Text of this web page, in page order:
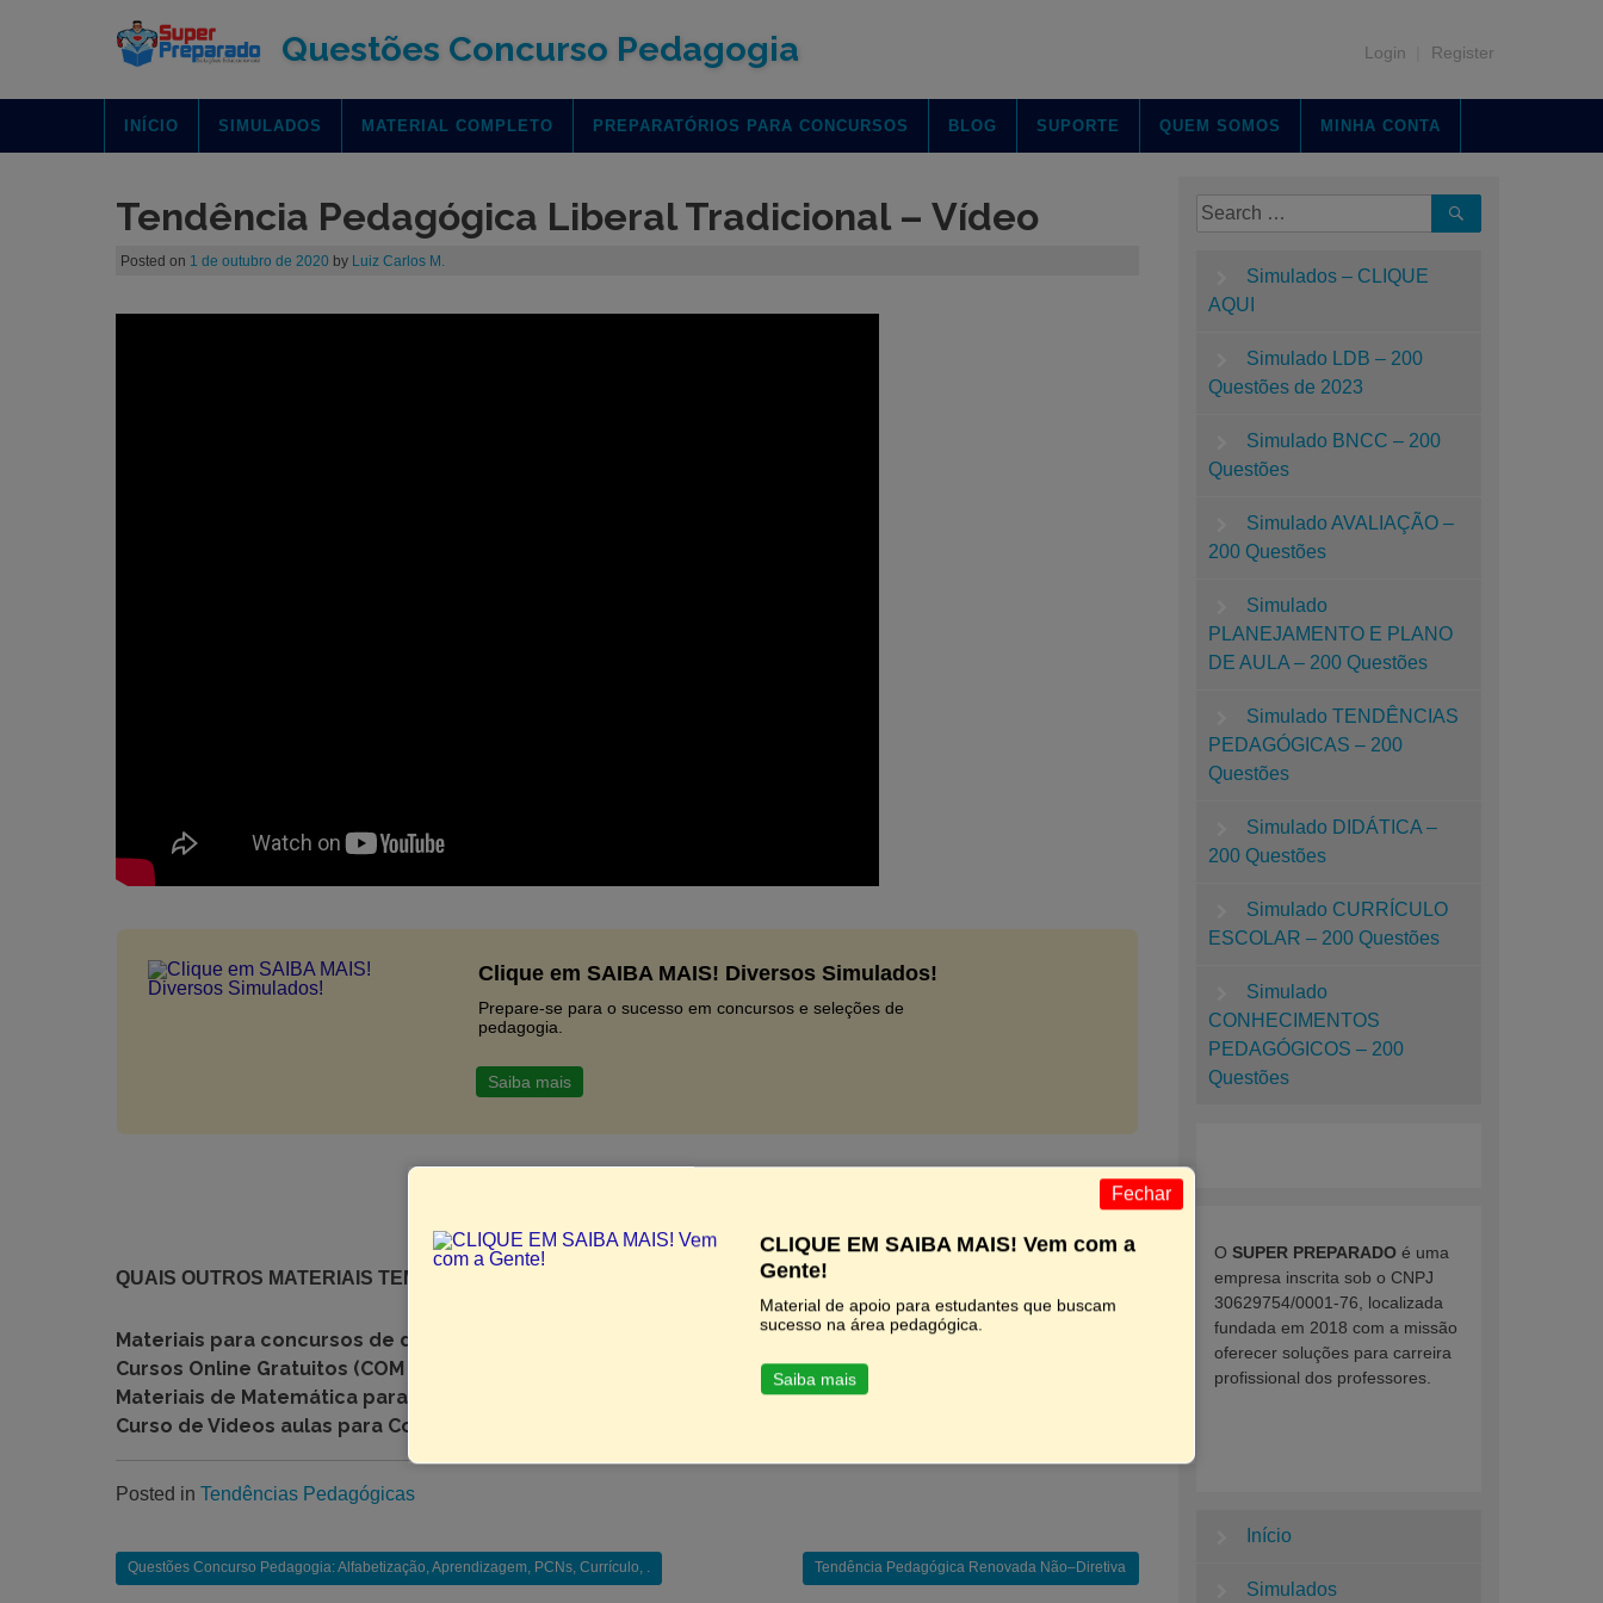
Questões Concurso Pedagogia Login Register
INÍCIO SIMULADOS MATERIAL COMPLETO PREPARATÓRIOS PARA CONCURSOS BLOG SUPORTE QUEM SOMOS MINHA CONTA
Tendência Pedagógica Liberal Tradicional – Vídeo
Posted on 1 de outubro de 2020 by Luiz Carlos M.
Clique em SAIBA MAIS! Diversos Simulados!
Prepare-se para o sucesso em concursos e seleções de
pedagogia.
Saiba mais
QUAIS OUTROS MATERIAIS TEM INTERESSE?
Materiais para concursos de diversas áreas como Educação Física, Matemática e outros –
Cursos Online Gratuitos (COM CERTIFICADO) –
Materiais de Matemática para Sala de Aula –
Curso de Videos aulas para Concursos –
Posted in Tendências Pedagógicas
Questões Concurso Pedagogia: Alfabetização, Aprendizagem, PCNs, Currículo, . Tendência Pedagógica Renovada Não–Diretiva
Simulados – CLIQUE
AQUI
Simulado LDB – 200
Questões de 2023
Simulado BNCC – 200
Questões
Simulado AVALIAÇÃO –
200 Questões
Simulado
PLANEJAMENTO E PLANO
DE AULA – 200 Questões
Simulado TENDÊNCIAS
PEDAGÓGICAS – 200
Questões
Simulado DIDÁTICA –
200 Questões
Simulado CURRÍCULO
ESCOLAR – 200 Questões
Simulado
CONHECIMENTOS
PEDAGÓGICOS – 200
Questões
O SUPER PREPARADOé uma
empresa inscrita sob o CNPJ
30629754/0001-76, localizada
fundada em 2018 com a missão
oferecer soluções para carreira
profissional dos professores.
Início
Simulados
CLIQUE EM SAIBA MAIS! Vem com a
Gente!
Material de apoio para estudantes que buscam
sucesso na área pedagógica.
Saiba mais
Fechar